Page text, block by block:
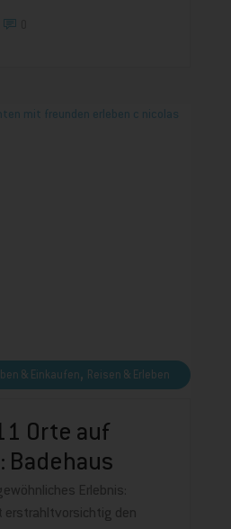
& Einkaufen, Reisen & Erleben
Orte auf
Badehaus
Erlebnis:
erstrahltvorsichtig den